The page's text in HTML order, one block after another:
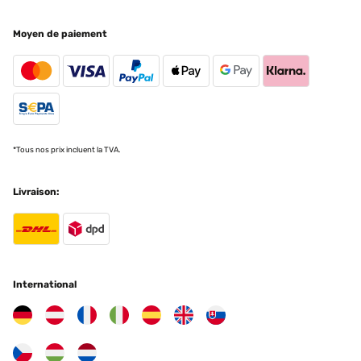
Cet espace de jardin présente des finitions correctes.Le modèle
installé fait 1800x900x600.L'emballage carton correct de
930x665x60 (mm) et peut se porter aisément.Quelques fines
bavures résultant des découpes sont perceptibles, sans danger
particulier en utilisant des gants pour le montage.Placer les
grand repli en bas) ou neutralisées par l'assemblage (zone contact
de 6/10ème conviennent et présentent une durabilité
convient parfaitement à cet usage sans risque de rupture au
serrage manuel.J'ai ajouté une tige filetée M6 pour limiter la
déformation au milieu des longueurs des bacs. Cette précaution
j'ai rajouté au fond un grillage galvanisé de maille 6,3x6,3 fil 0,6
fixé par la visserie des bacs. Ceci évitera l'accès des rongeurs par le
dessous et facilite l'équerrage au moment de la mise en
place.Procéder à l'assemblage sur une zone dégagée plane de
ciment).Compter entre 2 ou 3 heures de montage par bac, suivant
l'organisation et les ajouts apportés.Si vous mettez en place
Moyen de paiement
*Tous nos prix incluent la TVA.
Livraison:
International